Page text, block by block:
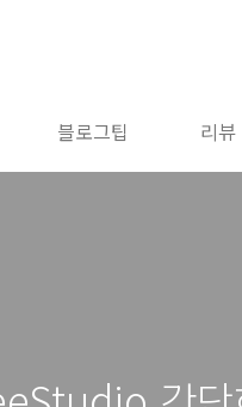
블로그팁 리뷰